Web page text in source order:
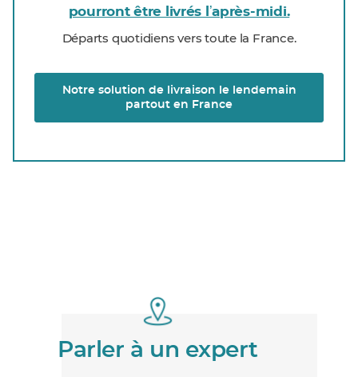
pourront être livrés lʼaprès-midi.
Départs quotidiens vers toute la France.
Notre solution de livraison le lendemain
partout en France
Parler à un expert